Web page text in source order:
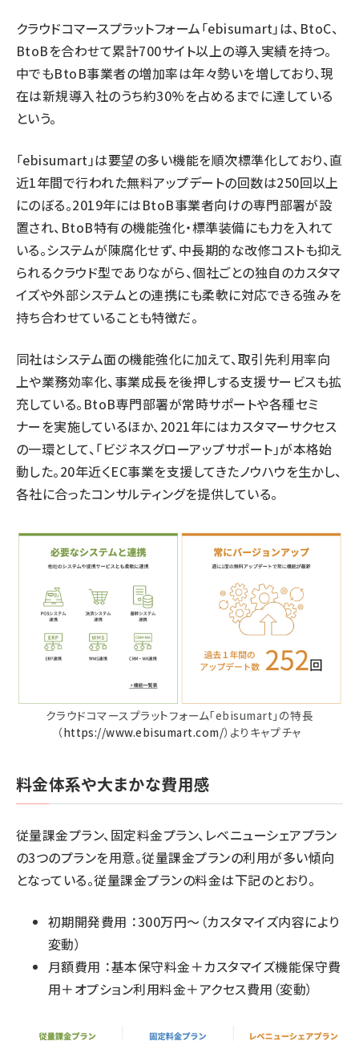
クラウドコマースプラットフォーム「ebisumart」は、BtoC、
BtoBを合わせて累計700サイト以上の導入実績を持つ。
中でもBtoB事業者の増加率は年々勢いを増しており、現
在は新規導入社のうち約30%を占めるまでに達している
という。
「ebisumart」は要望の多い機能を順次標準化しており、直
近1年間で行われた無料アップデートの回数は250回以上
にのぼる。2019年にはBtoB事業者向けの専門部署が設
置され、BtoB特有の機能強化・標準装備にも力を入れて
いる。システムが陳腐化せず、中長期的な改修コストも抑え
られるクラウド型でありながら、個社ごとの独自のカスタマ
イズや外部システムとの連携にも柔軟に対応できる強みを
持ち合わせていることも特徴だ。
同社はシステム面の機能強化に加えて、取引先利用率向
上や業務効率化、事業成長を後押しする支援サービスも拡
充している。BtoB専門部署が常時サポートや各種セミ
ナーを実施しているほか、2021年にはカスタマーサクセス
の一環として、「ビジネスグローアップサポート」が本格始
動した。20年近くEC事業を支援してきたノウハウを生かし、
各社に合ったコンサルティングを提供している。
クラウドコマースプラットフォーム「ebisumart」の特長
（https://www.ebisumart.com/）よりキャプチャ
料金体系や大まかな費用感
従量課金プラン、固定料金プラン、レベニューシェアプラン
の3つのプランを用意。従量課金プランの利用が多い傾向
となっている。従量課金プランの料金は下記のとおり。
初期開発費用 ：300万円〜（カスタマイズ内容により
変動）
月額費用 ：基本保守料金＋カスタマイズ機能保守費
用＋オプション利用料金＋アクセス費用（変動）